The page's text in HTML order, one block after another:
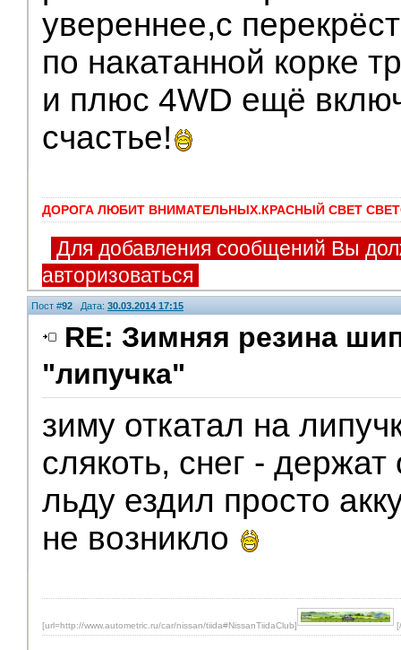
увереннее,с
по накатанной корке
и плюс 4WD ещё
счастье!
ДОРОГА ЛЮБИТ ВНИМАТЕЛЬНЫХ.КРАСНЫЙ СВЕТ
Для добавления сообщений Вы
авторизоваться
Пост #92 Дата: 30.03.2014 17:15
RE: Зимняя резина
"липучка"
зиму откатал на
слякоть, снег -
льду ездил просто
не возникло
[url=http://www.autometric.ru/car/nissan/tiida#NissanTiidaClub]